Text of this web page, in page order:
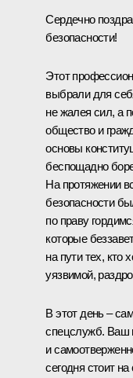
Сердечно
безопасности!
Этот
выбрали для
не жалея сил, а
общество и
основы
беспощадно
На протяжении
безопасности
по праву
которые
на пути тех, кто
уязвимой,
В этот день –
спецслужб. Ваш
и
сегодня стоит